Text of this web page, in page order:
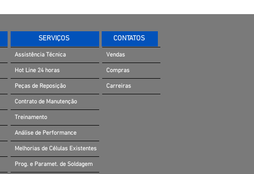
SERVIÇOS
Assistência Técnica
Hot Line 24 horas
Peças de Reposição
Contrato de Manutenção
Treinamento
Análise de Performance
Melhorias de Células Existentes
Prog. e Paramet. de Soldagem
CONTATOS
Vendas
Compras
Carreiras